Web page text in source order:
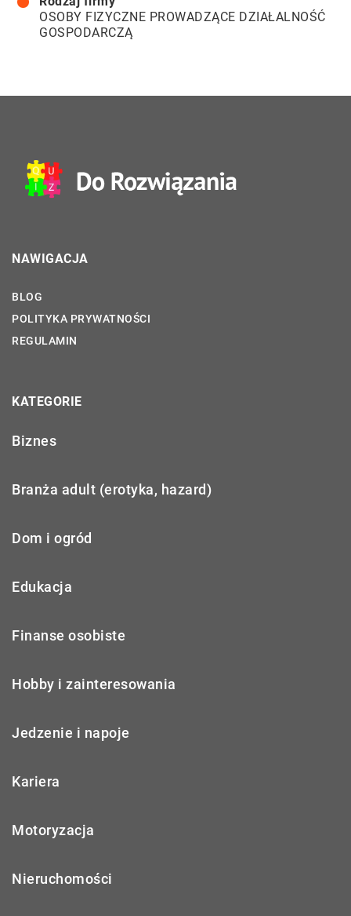
OSOBY FIZYCZNE PROWADZĄCE DZIAŁALNOŚĆ
GOSPODARCZĄ
NAWIGACJA
BLOG
POLITYKA PRYWATNOŚCI
REGULAMIN
KATEGORIE
Biznes
Branża adult (erotyka, hazard)
Dom i ogród
Edukacja
Finanse osobiste
Hobby i zainteresowania
Jedzenie i napoje
Kariera
Motoryzacja
Nieruchomości